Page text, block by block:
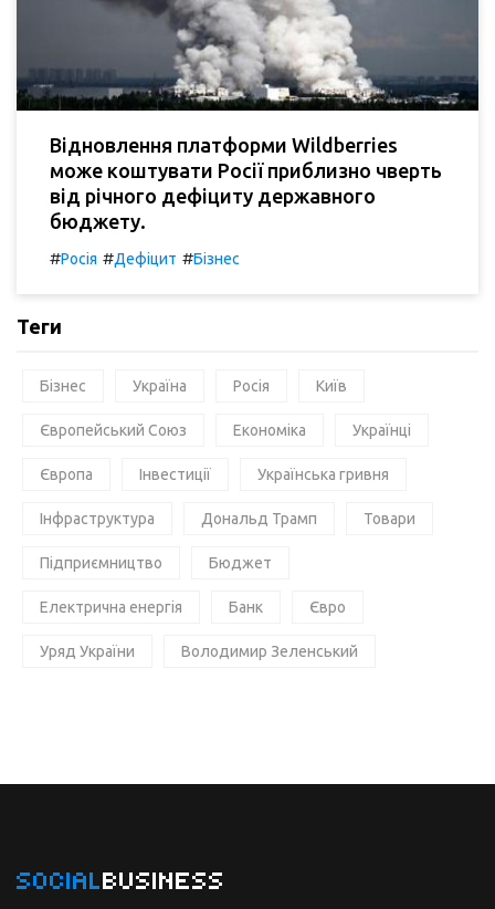
Відновлення платформи Wildberries
може коштувати Росії приблизно чверть
від річного дефіциту державного
бюджету.
#Росія #Дефіцит #Бізнес
Теги
Бізнес Україна Росія Київ
Європейський Союз Економіка Українці
Європа Інвестиції Українська гривня
Інфраструктура Дональд Трамп Товари
Підприємництво Бюджет
Електрична енергія Банк Євро
Уряд України Володимир Зеленський
SOCIALBUSINESS